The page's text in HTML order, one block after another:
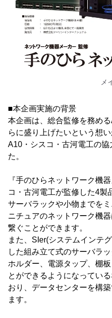
メ
■本企画実施の背景
本企画は、総合監修を務め
らに盛り上げたいという想
A10・シスコ・古河電工の
た。
『手のひらネットワーク機
コ・古河電工が監修した4製
サーバラックや小物までを
ニチュアのネットワーク機
繋ぐことができます。
また、SIer(システムインテ
した組み立て式のサーバラ
ホルダー、電源タップ、棚
とができるようになってい
おり、データセンターを構
ます。